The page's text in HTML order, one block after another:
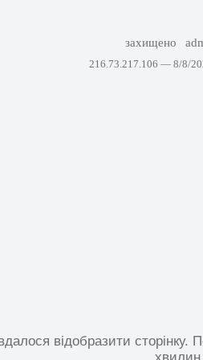
захищено
216.73.217.106 — 8/8/
відобразити сторінку.